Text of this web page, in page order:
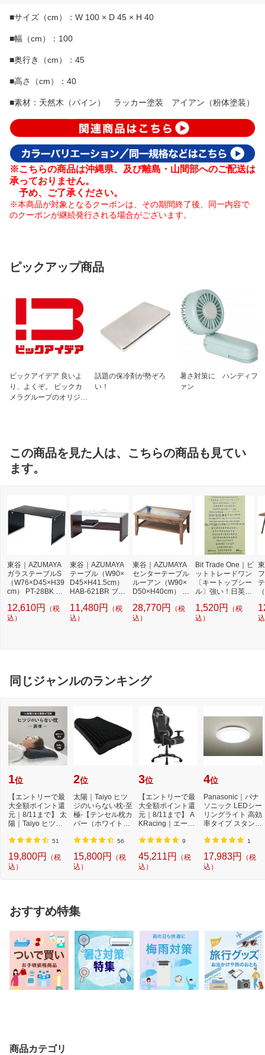
■サイズ（cm）：W 100 × D 45 × H 40
■幅（cm）：100
■奥行き（cm）：45
■高さ（cm）：40
■素材：天然木（パイン） ラッカー塗装 アイアン（粉体塗装）
※こちらの商品は沖縄県、及び離島・山間部へのご配送は
承っておりません。
予め、ご了承ください。
※本商品が対象となるクーポンは、その期間終了後、同一内容で
のクーポンが継続発行される場合がございます。
ピックアップ商品
ビックアイデア 良いよ
り、よくぞ。 ビックカ
メラグループのオリジナ
話題の保冷剤が勢ぞろ
い！
暑さ対策に ハンディフ
ァン
この商品を見た人は、こちらの商品も見てい
ます。
東谷｜AZUMAYA
ガラステーブルS
（W76×D45×H39
cm） PT-28BK ブ
12,610円
（税
込）
東谷｜AZUMAYA
テーブル（W90×
D45×H41.5cm）
HAB-621BR ブラ
11,480円
（税
込）
東谷｜AZUMAYA
センターテーブル
ルーアン（W90×
D50×H40cm） CF
28,770円
（税
込）
Bit Trade One｜ビ
ットトレードワン
〔キートップシー
ル〕強い！日英対
プシールセット ブ
ルー DYKTSBL
1,520円
（税
込）
同じジャンルのランキング
1位
【エントリーで最
大全額ポイント還
元｜8/11まで】 太
陽｜Taiyo ヒツジ
51
19,800円
（税
込）
2位
太陽｜Taiyo ヒツ
ジのいらない枕-至
極-【テンセル枕カ
バー（ホワイト）
56
15,800円
（税
込）
3位
【エントリーで最
大全額ポイント還
元｜8/11まで】 A
KRacing｜エーケ
ー...
9
45,211円
（税
込）
4位
Panasonic｜パナ
ソニック LEDシー
リングライト 高効
率タイプ スタンダ
H...
1
17,983円
（税
込）
おすすめ特集
商品カテゴリ